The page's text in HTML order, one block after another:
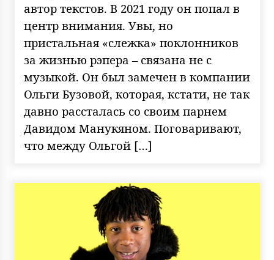
автор текстов. В 2021 году он попал в
центр внимания. Увы, но
пристальная «слежка» поклонников
за жизнью рэпера – связана не с
музыкой. Он был замечен в компании
Ольги Бузовой, которая, кстати, не так
давно рассталась со своим парнем
Давидом Манукяном. Поговаривают,
что между Ольгой […]